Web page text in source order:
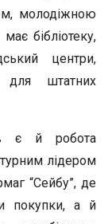
молодіжною
бібліотеку,
центри,
для штатних
є й робота
лідером
“Сейбу”, де
покупки, а й